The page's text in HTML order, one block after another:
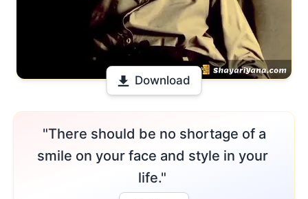
Download
smile on your face and style in your
life."